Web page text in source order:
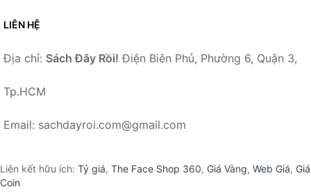
LIÊN HỆ
Địa chỉ: Sách Đây Rồi! Điện Biên Phủ, Phường 6, Quận 3,
Tp.HCM
Email: sachdayroi.com@gmail.com
Liên kết hữu ích: Tỷ giá, The Face Shop 360, Giá Vàng, Web Giá, Giá
Coin